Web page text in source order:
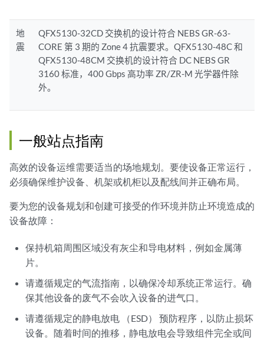
地
震
QFX5130-32CD 交换机的设计符合 NEBS GR-63-
CORE 第 3 期的 Zone 4 抗震要求。QFX5130-48C 和
QFX5130-48CM 交换机的设计符合 DC NEBS GR
3160 标准，400 Gbps 高功率 ZR/ZR-M 光学器件除
外。
一般站点指南
高效的设备运维需要适当的场地规划。要使设备正常运行，
必须确保维护设备、机架或机柜以及配线间并正确布局。
要为您的设备规划和创建可接受的作环境并防止环境造成的
设备故障：
保持机箱周围区域没有灰尘和导电材料，例如金属薄
片。
请遵循规定的气流指南，以确保冷却系统正常运行。确
保其他设备的废气不会吹入设备的进气口。
请遵循规定的静电放电 （ESD） 预防程序，以防止损坏
设备。随着时间的推移，静电放电会导致组件完全或间